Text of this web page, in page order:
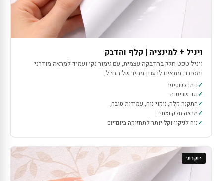
ויניל + למינציה | קלף והדבק
ויניל טפט חלק בהדבקה עצמית, עם גימור נקי ועמיד למראה מודרני
ומסודר. מתאים לרענון מהיר של החלל,
ניתן לשטיפה
נגד שריטות
התקנה קלה, ניקוי נוח, עמידות טובה,
מראה חלק ואחיד.
נוח לניקוי וקל יותר לתחזוקה ביום־יום
יוקרתי